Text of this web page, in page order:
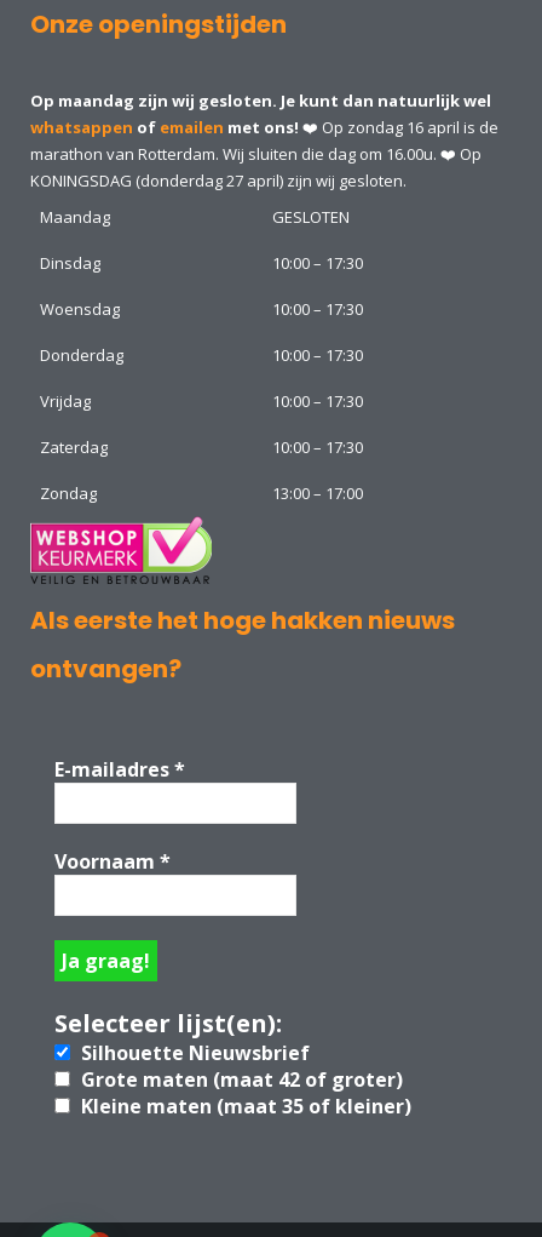
Onze openingstijden
Op maandag zijn wij gesloten. Je kunt dan natuurlijk wel
whatsappen of emailen met ons! ❤️ Op zondag 16 april is de
marathon van Rotterdam. Wij sluiten die dag om 16.00u. ❤️ Op
KONINGSDAG (donderdag 27 april) zijn wij gesloten.
Maandag
GESLOTEN
Dinsdag 10:00 – 17:30
Woensdag 10:00 – 17:30
Donderdag 10:00 – 17:30
Vrijdag 10:00 – 17:30
Zaterdag 10:00 – 17:30
Zondag 13:00 – 17:00
Als eerste het hoge hakken nieuws
ontvangen?
E-mailadres*
Voornaam *
Selecteer lijst(en):
Silhouette Nieuwsbrief
Grote maten (maat 42 of groter)
Kleine maten (maat 35 of kleiner)
1